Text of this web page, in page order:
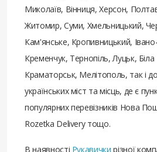
Миколаїв, Вінниця, Херсон,
Житомир, Суми, Хмельницький,
Кам'янське, Кропивницький,
Кременчук, Тернопіль, Луцьк,
Краматорськ, Мелітополь, так і
українських міст та місць, де є
популярних перевізників Нова
Rozetka Delivery тощо.
В наявності Рукавички різної